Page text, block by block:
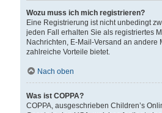
Wozu muss ich mich registrieren?
Eine Registrierung ist nicht unbedingt
jeden Fall erhalten Sie als registriertes
Nachrichten, E-Mail-Versand an
zahlreiche Vorteile bietet.
Nach oben
Was ist COPPA?
COPPA, ausgeschrieben Children’s